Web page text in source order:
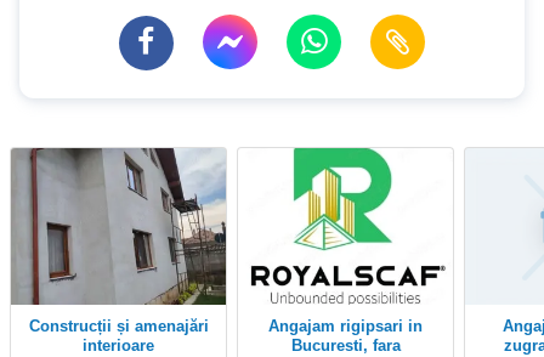
Construcții și amenajări
interioare
Angajam rigipsari in
Bucuresti, fara
Angajăm rigipsari,